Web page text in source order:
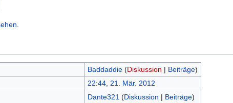
Baddaddie (Diskussion | Beiträge)
22:44, 21. Mär. 2012
Dante321 (Diskussion | Beiträge)